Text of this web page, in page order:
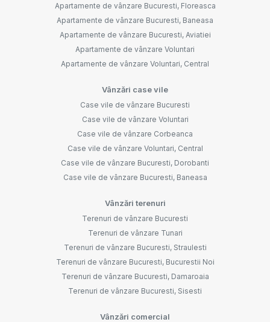
Apartamente de vânzare Bucuresti, Floreasca
Apartamente de vânzare Bucuresti, Baneasa
Apartamente de vânzare Bucuresti, Aviatiei
Apartamente de vânzare Voluntari
Apartamente de vânzare Voluntari, Central
Vânzări case vile
Case vile de vânzare Bucuresti
Case vile de vânzare Voluntari
Case vile de vânzare Corbeanca
Case vile de vânzare Voluntari, Central
Case vile de vânzare Bucuresti, Dorobanti
Case vile de vânzare Bucuresti, Baneasa
Vânzări terenuri
Terenuri de vânzare Bucuresti
Terenuri de vânzare Tunari
Terenuri de vânzare Bucuresti, Straulesti
Terenuri de vânzare Bucuresti, Bucurestii Noi
Terenuri de vânzare Bucuresti, Damaroaia
Terenuri de vânzare Bucuresti, Sisesti
Vânzări comercial